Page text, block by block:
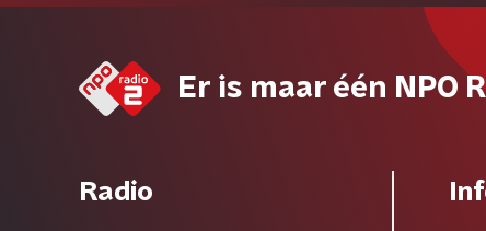
Er is maar één NPO
Radio